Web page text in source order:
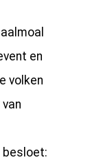
en
volken
besloet: